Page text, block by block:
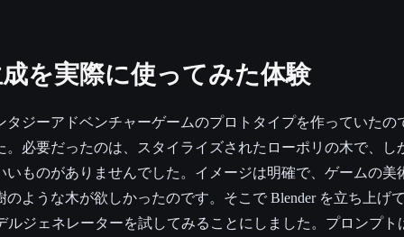
を実際に使ってみた体験
タジーアドベンチャーゲームのプロトタイプを作っていたの
。必要だったのは、スタイライズされたローポリの木で、し
いものがありませんでした。イメージは明確で、ゲームの美
ような木が欲しかったのです。そこで Blender を立ち上げ
ルジェネレーターを試してみることにしました。プロンプト